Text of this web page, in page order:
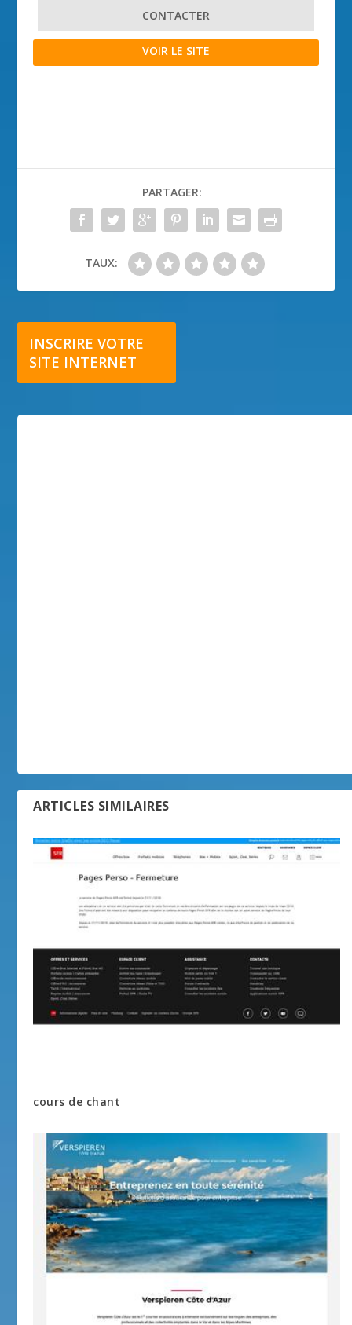
CONTACTER
VOIR LE SITE
PARTAGER:
TAUX:
INSCRIRE VOTRE
SITE INTERNET
ARTICLES SIMILAIRES
cours de chant